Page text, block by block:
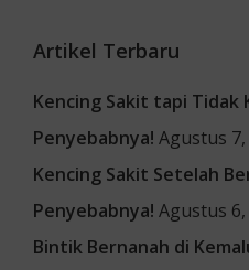
Artikel Terbaru
Kencing Sakit tapi Tidak
Penyebabnya! Agustus 7,
Kencing Sakit Setelah
Penyebabnya! Agustus 6,
Bintik Bernanah di